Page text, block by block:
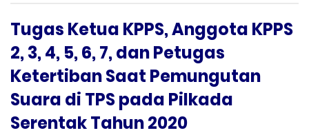
Tugas Ketua KPPS, Anggota KPPS
2, 3, 4, 5, 6, 7, dan Petugas
Ketertiban Saat Pemungutan
Suara di TPS pada Pilkada
Serentak Tahun 2020